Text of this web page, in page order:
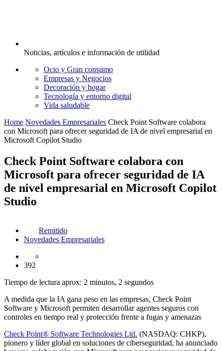
Noticias, artículos e información de utilidad
Ocio y Gran consumo
Empresas y Negocios
Decoración y hogar
Tecnología y entorno digital
Vida saludable
Home Novedades Empresariales Check Point Software colabora
con Microsoft para ofrecer seguridad de IA de nivel empresarial en
Microsoft Copilot Studio
Check Point Software colabora con
Microsoft para ofrecer seguridad de IA
de nivel empresarial en Microsoft Copilot
Studio
Remitido
Novedades Empresariales
392
Tiempo de lectura aprox: 2 minutos, 2 segundos
A medida que la IA gana peso en las empresas, Check Point
Software y Microsoft permiten desarrollar agentes seguros con
controles en tiempo real y protección frente a fugas y amenazas
Check Point® Software Technologies Ltd. (NASDAQ: CHKP),
pionero y líder global en soluciones de ciberseguridad, ha anunciado